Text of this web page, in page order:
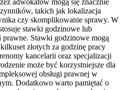
adwokatów mogą się znacznie
takich jak lokalizacja
czy skomplikowanie sprawy. W
stawki godzinowe lub
prawne. Stawki godzinowe mogą
złotych za godzinę pracy
kancelarii oraz specjalizacji
może być korzystniejsze dla
obsługi prawnej w
Dodatkowo warto pamiętać o